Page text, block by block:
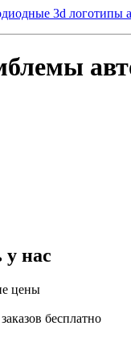
3d логотипы
нас
цены
бесплатно